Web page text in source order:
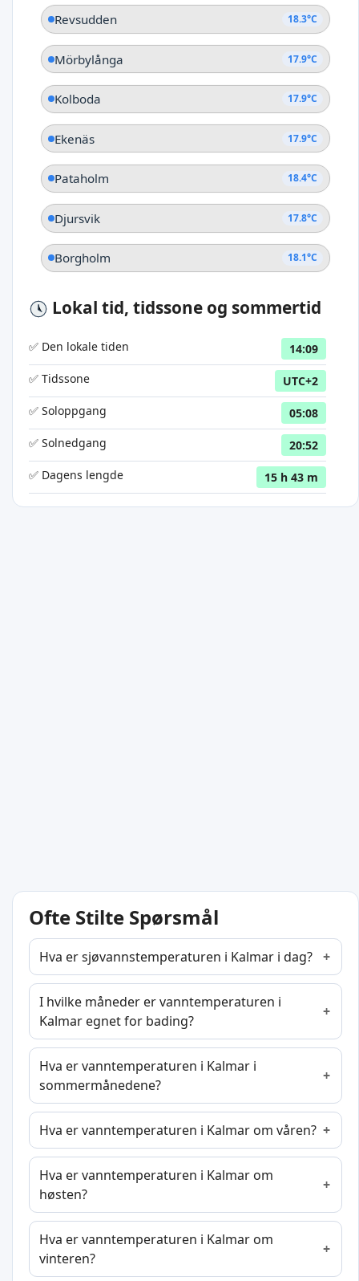
Revsudden 18.3°C
Mörbylånga 17.9°C
Kolboda 17.9°C
Ekenäs 17.9°C
Pataholm 18.4°C
Djursvik 17.8°C
Borgholm 18.1°C
Lokal tid, tidssone og sommertid
✅ Den lokale tiden
14:09
✅ Tidssone
UTC+2
✅ Soloppgang
05:08
✅ Solnedgang
20:52
✅ Dagens lengde
15 h 43 m
Ofte Stilte Spørsmål
Hva er sjøvannstemperaturen i Kalmar i dag?
I hvilke måneder er vanntemperaturen i
Kalmar egnet for bading?
Hva er vanntemperaturen i Kalmar i
sommermånedene?
Hva er vanntemperaturen i Kalmar om våren?
Hva er vanntemperaturen i Kalmar om
høsten?
Hva er vanntemperaturen i Kalmar om
vinteren?